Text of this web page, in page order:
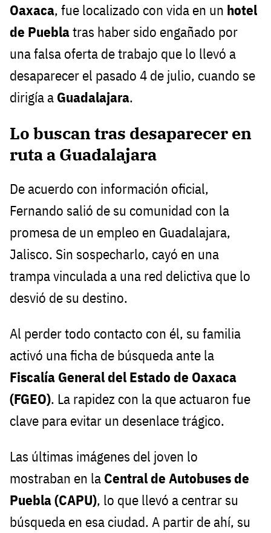
Oaxaca, fue localizado con vida en un hotel
de Pueblatras haber sido engañado por
una falsa oferta de trabajo que lo llevó a
desaparecer el pasado 4 de julio, cuando se
dirigía a Guadalajara.
Lo buscan tras desaparecer en
ruta a Guadalajara
De acuerdo con información oficial,
Fernando salió de su comunidad con la
promesa de un empleo en Guadalajara,
Jalisco. Sin sospecharlo, cayó en una
trampa vinculada a una red delictiva que lo
desvió de su destino.
Al perder todo contacto con él, su familia
activó una ficha de búsqueda ante la
Fiscalía General del Estado de Oaxaca
(FGEO). La rapidez con la que actuaron fue
clave para evitar un desenlace trágico.
Las últimas imágenes del joven lo
mostraban en la Central de Autobuses de
Puebla (CAPU), lo que llevó a centrar su
búsqueda en esa ciudad. A partir de ahí, su